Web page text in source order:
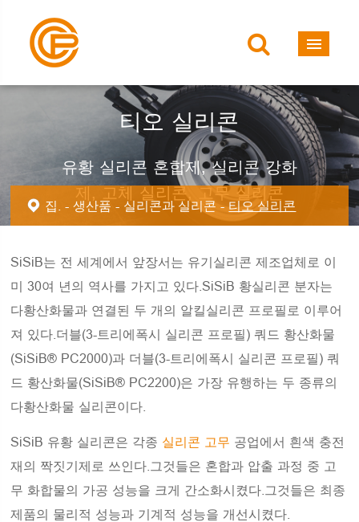
티오 실리콘
유황 실리콘 혼합제, 실리콘 강화
제, 고체 실리콘, 고무 실리콘
집. 생산품 실리콘과 실리콘 티오 실리콘
SiSiB는 전 세계에서 앞장서는 유기실리콘 제조업체로 이
미 30여 년의 역사를 가지고 있다.SiSiB 황실리콘 분자는
다황산화물과 연결된 두 개의 알킬실리콘 프로필로 이루어
져 있다.더블(3-트리에폭시 실리콘 프로필) 쿼드 황산화물
(SiSiB® PC2000)과 더블(3-트리에폭시 실리콘 프로필) 쿼
드 황산화물(SiSiB® PC2200)은 가장 유행하는 두 종류의
다황산화물 실리콘이다.
SiSiB 유황 실리콘은 각종 실리콘 고무 공업에서 흰색 충전
재의 짝짓기제로 쓰인다.그것들은 혼합과 압출 과정 중 고
무 화합물의 가공 성능을 크게 간소화시켰다.그것들은 최종
제품의 물리적 성능과 기계적 성능을 개선시켰다.